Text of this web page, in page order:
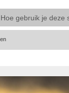
Hoe gebruik je deze